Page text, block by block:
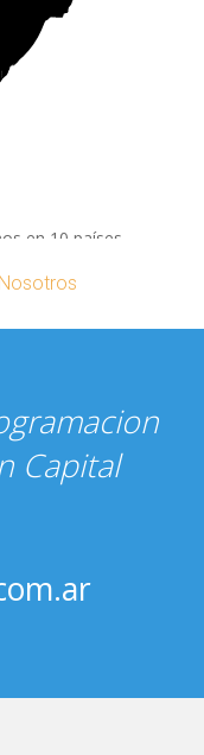
en 10 países.
Nosotros
Hosting de
de